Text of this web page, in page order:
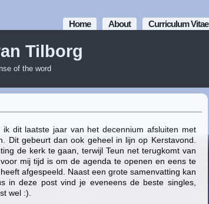
Home About Curriculum Vitae
Tilborg
of the word
ik dit laatste jaar van het decennium afsluiten met
Dit gebeurt dan ook geheel in lijn op Kerstavond.
de kerk te gaan, terwijl Teun net terugkomt van
mij tijd is om de agenda te openen en eens te
afgespeeld. Naast een grote samenvatting kan
in deze post vind je eveneens de beste singles,
wel :).